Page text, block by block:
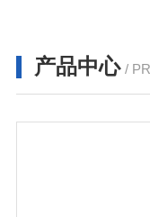
产品中心 /